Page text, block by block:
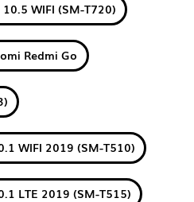
WIFI (SM-T720)
Redmi Go
WIFI 2019 (SM-T510)
LTE 2019 (SM-T515)